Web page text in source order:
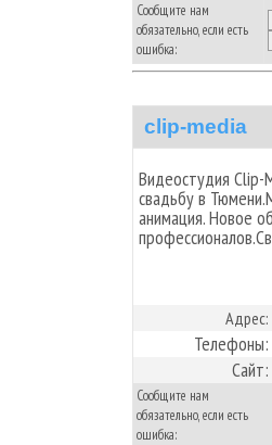
Сообщите нам
обязательно, если есть
ошибка:
clip-media
Видеостудия
свадьбу в
анимация. Новое
Адрес:
Телефоны:
Сайт:
Сообщите нам
обязательно, если есть
ошибка: